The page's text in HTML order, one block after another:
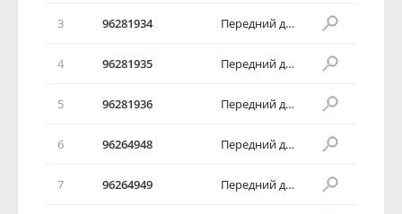
3 96281934 Передний дисковый тормоз в сборе
4 96281935 Передний дисковый тормоз в сборе
5 96281936 Передний дисковый тормоз в сборе
6 96264948 Передний дисковый тормоз в сборе
7 96264949 Передний дисковый тормоз в сборе